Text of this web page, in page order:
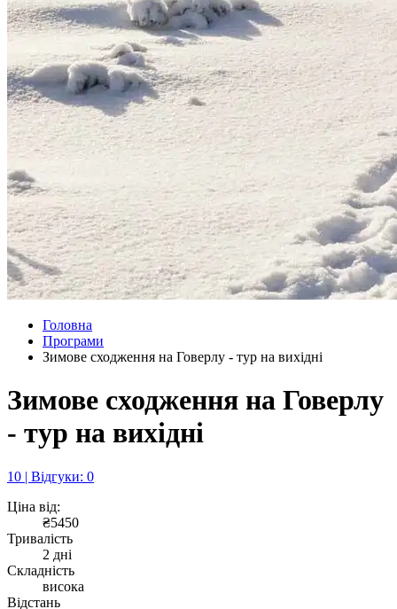
Головна
Програми
Зимове сходження на Говерлу - тур на вихідні
Зимове сходження на Говерлу
- тур на вихідні
10 | Відгуки: 0
Ціна від:
₴5450
Тривалість
2 дні
Складність
висока
Відстань